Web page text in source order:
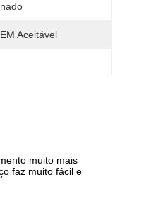
Aceitável
muito mais
faz muito fácil e